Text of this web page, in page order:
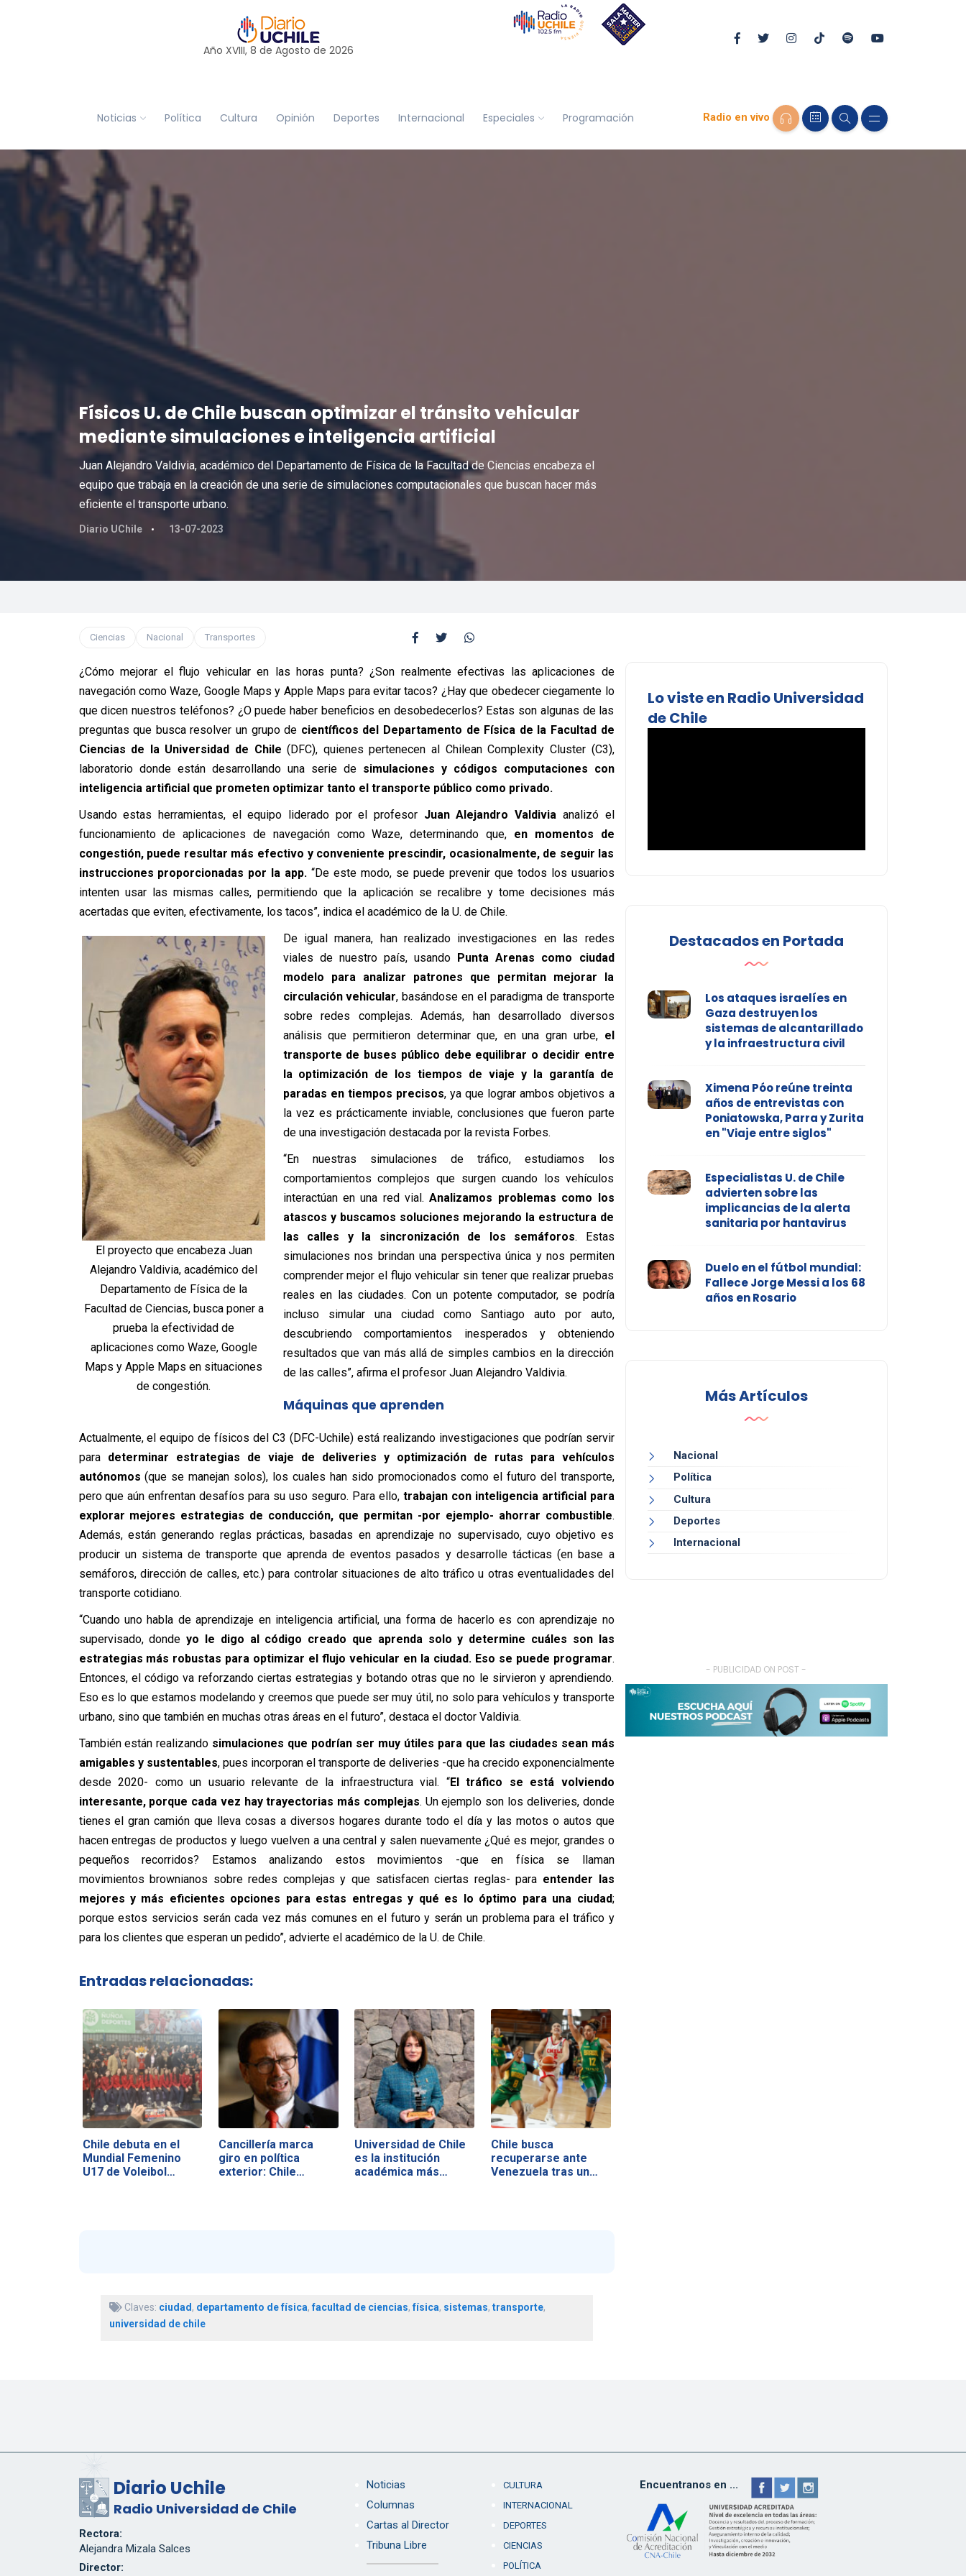
Año XVIII, 8 de Agosto de 2026
Noticias Política Cultura Opinión Deportes Internacional Especiales Programación Radio en vivo
Físicos U. de Chile buscan optimizar el tránsito vehicular
mediante simulaciones e inteligencia artificial
Juan Alejandro Valdivia, académico del Departamento de Física de la Facultad de Ciencias encabeza el
equipo que trabaja en la creación de una serie de simulaciones computacionales que buscan hacer más
eficiente el transporte urbano.
Diario UChile 13-07-2023
Ciencias Nacional Transportes
¿Cómo mejorar el flujo vehicular en las horas punta? ¿Son realmente efectivas las aplicaciones de
navegación como Waze, Google Maps y Apple Maps para evitar tacos? ¿Hay que obedecer ciegamente lo
que dicen nuestros teléfonos? ¿O puede haber beneficios en desobedecerlos? Estas son algunas de las
preguntas que busca resolver un grupo de científicos del Departamento de Física de la Facultad de
Ciencias de la Universidad de Chile (DFC), quienes pertenecen al Chilean Complexity Cluster (C3),
laboratorio donde están desarrollando una serie desimulaciones y códigos computaciones con
inteligencia artificial que prometen optimizar tanto el transporte público como privado.
Usando estas herramientas, el equipo liderado por el profesor Juan Alejandro Valdivia analizó el
funcionamiento de aplicaciones de navegación como Waze, determinando que, en momentos de
congestión, puede resultar más efectivo y conveniente prescindir, ocasionalmente, de seguir las
instrucciones proporcionadas por la app. “De este modo, se puede prevenir que todos los usuarios
intenten usar las mismas calles, permitiendo que la aplicación se recalibre y tome decisiones más
acertadas que eviten, efectivamente, los tacos”, indica el académico de la U. de Chile.
El proyecto que encabeza Juan
Alejandro Valdivia, académico del
Departamento de Física de la
Facultad de Ciencias, busca poner a
prueba la efectividad de
aplicaciones como Waze, Google
Maps y Apple Maps en situaciones
de congestión.
De igual manera, han realizado investigaciones en las redes
viales de nuestro país, usando Punta Arenas como ciudad
modelo para analizar patrones que permitan mejorar la
circulación vehicular, basándose en el paradigma de transporte
sobre redes complejas. Además, han desarrollado diversos
análisis que permitieron determinar que, en una gran urbe,el
transporte de buses público debe equilibrar o decidir entre
la optimización de los tiempos de viaje y la garantía de
paradas en tiempos precisos, ya que lograr ambos objetivos a
la vez es prácticamente inviable, conclusiones que fueron parte
de una investigación destacada por la revista Forbes.
“En nuestras simulaciones de tráfico, estudiamos los
comportamientos complejos que surgen cuando los vehículos
interactúan en una red vial.Analizamos problemas como los
atascos y buscamos soluciones mejorando la estructura de
las calles y la sincronización de los semáforos. Estas
simulaciones nos brindan una perspectiva única y nos permiten
comprender mejor el flujo vehicular sin tener que realizar pruebas
reales en las ciudades. Con un potente computador, se podría
incluso simular una ciudad como Santiago auto por auto,
descubriendo comportamientos inesperados y obteniendo
resultados que van más allá de simples cambios en la dirección
de las calles”, afirma el profesor Juan Alejandro Valdivia.
Máquinas que aprenden
Actualmente, el equipo de físicos del C3 (DFC-Uchile) está realizando investigaciones que podrían servir
para determinar estrategias de viaje de deliveries y optimización de rutas para vehículos
autónomos(que se manejan solos), los cuales han sido promocionados como el futuro del transporte,
pero que aún enfrentan desafíos para su uso seguro. Para ello,trabajan con inteligencia artificial para
explorar mejores estrategias de conducción, que permitan -por ejemplo- ahorrar combustible.
Además, están generando reglas prácticas, basadas en aprendizaje no supervisado, cuyo objetivo es
producir un sistema de transporte que aprenda de eventos pasados y desarrolle tácticas (en base a
semáforos, dirección de calles, etc.) para controlar situaciones de alto tráfico u otras eventualidades del
transporte cotidiano.
“Cuando uno habla de aprendizaje en inteligencia artificial, una forma de hacerlo es con aprendizaje no
supervisado, donde yo le digo al código creado que aprenda solo y determine cuáles son las
estrategias más robustas para optimizar el flujo vehicular en la ciudad. Eso se puede programar.
Entonces, el código va reforzando ciertas estrategias y botando otras que no le sirvieron y aprendiendo.
Eso es lo que estamos modelando y creemos que puede ser muy útil, no solo para vehículos y transporte
urbano, sino que también en muchas otras áreas en el futuro”, destaca el doctor Valdivia.
También están realizando simulaciones que podrían ser muy útiles para que las ciudades sean más
amigables y sustentables, pues incorporan el transporte de deliveries -que ha crecido exponencialmente
desde 2020- como un usuario relevante de la infraestructura vial. “El tráfico se está volviendo
interesante, porque cada vez hay trayectorias más complejas. Un ejemplo son los deliveries, donde
tienes el gran camión que lleva cosas a diversos hogares durante todo el día y las motos o autos que
hacen entregas de productos y luego vuelven a una central y salen nuevamente ¿Qué es mejor, grandes o
pequeños recorridos? Estamos analizando estos movimientos -que en física se llaman
movimientos brownianos sobre redes complejas y que satisfacen ciertas reglas- para entender las
mejores y más eficientes opciones para estas entregas y qué es lo óptimo para una ciudad;
porque estos servicios serán cada vez más comunes en el futuro y serán un problema para el tráfico y
para los clientes que esperan un pedido”, advierte el académico de la U. de Chile.
Entradas relacionadas:
Chile debuta en el
Mundial Femenino
U17 de Voleibol…
Cancillería marca
giro en política
exterior: Chile…
Universidad de Chile
es la institución
académica más…
Chile busca
recuperarse ante
Venezuela tras un
Claves: ciudad, departamento de física,facultad de ciencias,física, sistemas, transporte,
universidad de chile
Lo viste en Radio Universidad
de Chile
Destacados en Portada
Los ataques israelíes en
Gaza destruyen los
sistemas de alcantarillado
y la infraestructura civil
Ximena Póo reúne treinta
años de entrevistas con
Poniatowska, Parra y Zurita
en "Viaje entre siglos"
Especialistas U. de Chile
advierten sobre las
implicancias de la alerta
sanitaria por hantavirus
Duelo en el fútbol mundial:
Fallece Jorge Messi a los 68
años en Rosario
Más Artículos
Nacional
Política
Cultura
Deportes
Internacional
- PUBLICIDAD ON POST -
Diario Uchile
Radio Universidad de Chile
Rectora:
Alejandra Mizala Salces
Director:
Noticias
Columnas
Cartas al Director
Tribuna Libre
CULTURA
INTERNACIONAL
DEPORTES
CIENCIAS
POLÍTICA
Encuentranos en ...